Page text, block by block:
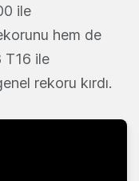
ile
hem de
T16 ile
rekoru kırdı.